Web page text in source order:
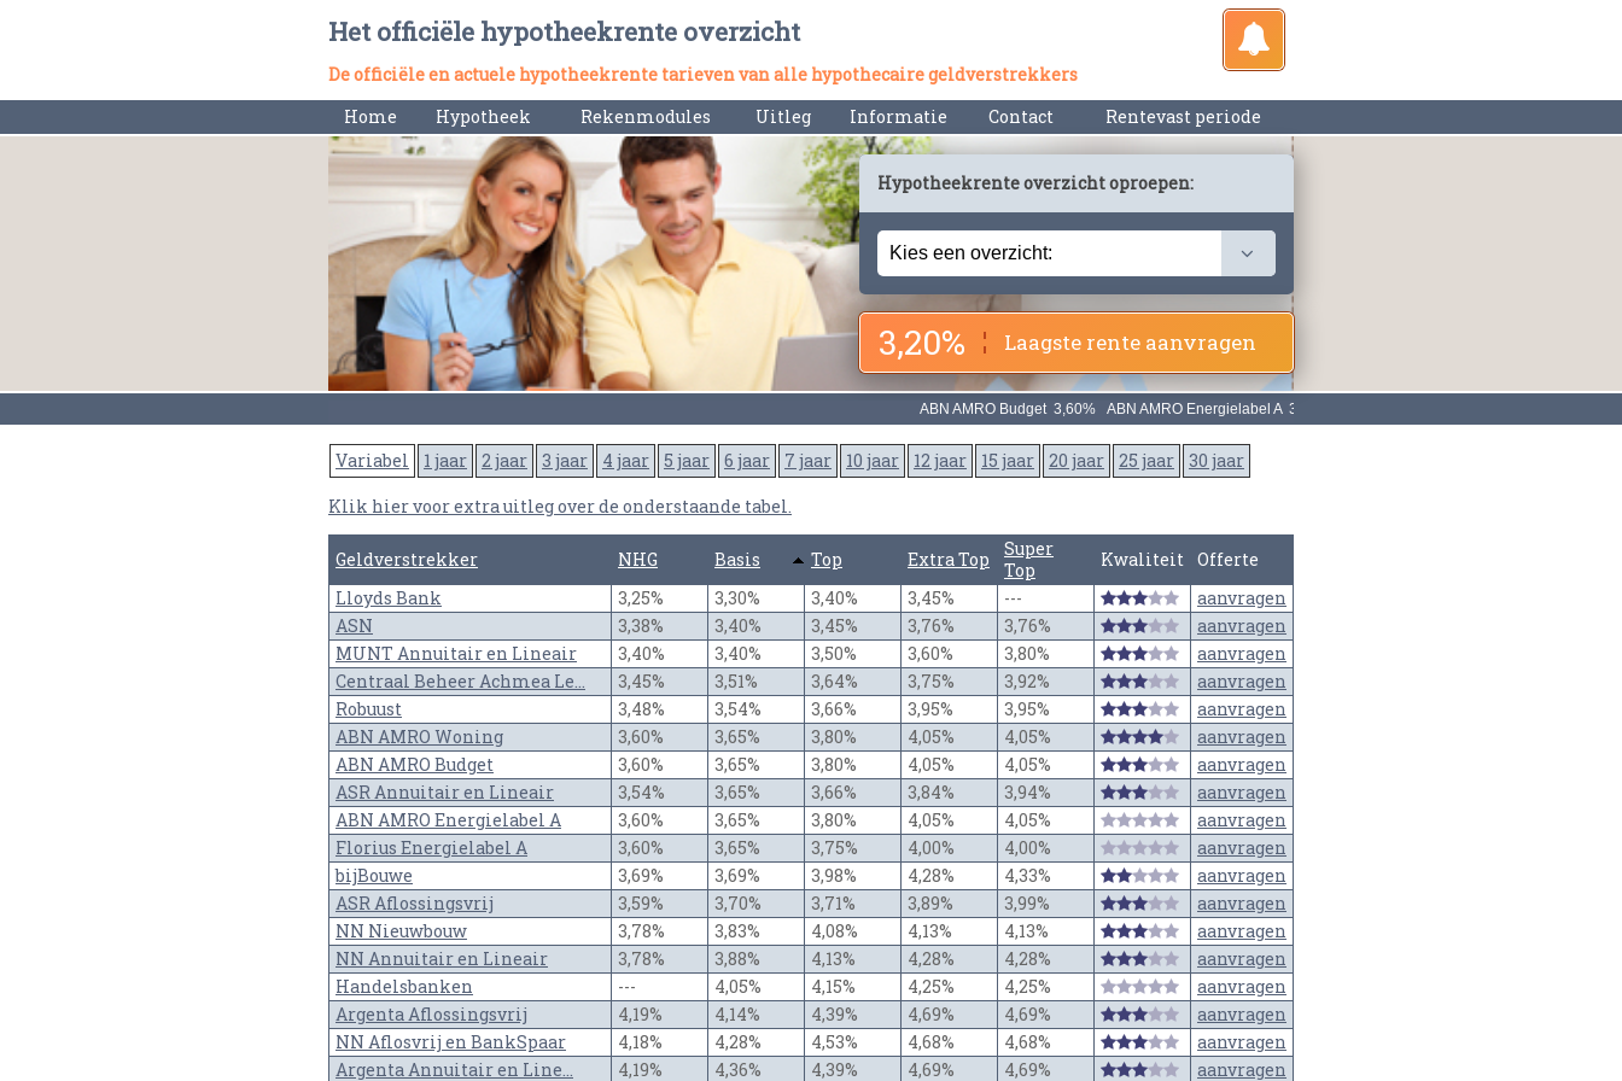
Het officiële hypotheekrente overzicht
De officiële en actuele hypotheekrente tarieven van alle hypothecaire geldverstrekkers
Home
Hypotheek Rekenmodules Uitleg Informatie Contact Rentevast periode
Hypotheekrente overzicht oproepen:
3,20% Laagste rente aanvragen
Variabel 1 jaar 2 jaar 3 jaar 4 jaar 5 jaar 6 jaar 7 jaar 10 jaar 12 jaar 15 jaar 20 jaar 25 jaar
30 jaar
Klik hier voor extra uitleg over de onderstaande tabel.
Geldverstrekker NHG Basis Top Extra Top
Super
Top
Kwaliteit Offerte
Lloyds Bank
3,25% 3,30% 3,40% 3,45% ---
aanvragen
ASN
3,38% 3,40% 3,45% 3,76% 3,76%
aanvragen
MUNT Annuitair en Lineair
3,40% 3,40% 3,50% 3,60% 3,80%
aanvragen
Centraal Beheer Achmea Le...
3,45% 3,51% 3,64% 3,75% 3,92%
aanvragen
Robuust
3,48% 3,54% 3,66% 3,95% 3,95%
aanvragen
ABN AMRO Woning
3,60% 3,65% 3,80% 4,05% 4,05%
aanvragen
ABN AMRO Budget
3,60% 3,65% 3,80% 4,05% 4,05%
aanvragen
ASR Annuitair en Lineair
3,54% 3,65% 3,66% 3,84% 3,94%
aanvragen
ABN AMRO Energielabel A
3,60% 3,65% 3,80% 4,05% 4,05%
aanvragen
Florius Energielabel A
3,60% 3,65% 3,75% 4,00% 4,00%
aanvragen
bijBouwe
3,69% 3,69% 3,98% 4,28% 4,33%
aanvragen
ASR Aflossingsvrij
3,59% 3,70% 3,71% 3,89% 3,99%
aanvragen
NN Nieuwbouw
3,78% 3,83% 4,08% 4,13% 4,13%
aanvragen
NN Annuitair en Lineair
3,78% 3,88% 4,13% 4,28% 4,28%
aanvragen
Handelsbanken
--- 4,05% 4,15% 4,25% 4,25%
aanvragen
Argenta Aflossingsvrij
4,19% 4,14% 4,39% 4,69% 4,69%
aanvragen
NN Aflosvrij en BankSpaar
4,18% 4,28% 4,53% 4,68% 4,68%
aanvragen
Argenta Annuitair en Line...
4,19% 4,36% 4,39% 4,69% 4,69% aanvragen